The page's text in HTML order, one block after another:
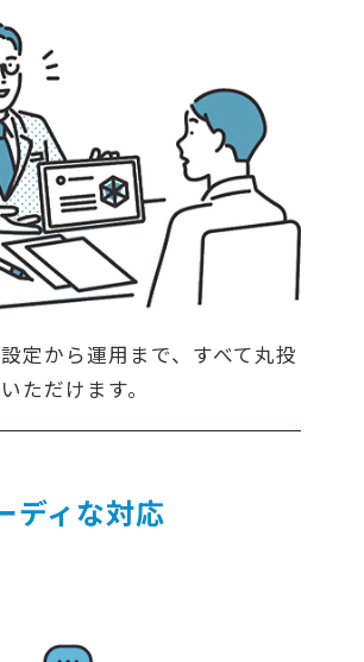
定から運用まで、すべて丸投
ただけます。
ディな対応